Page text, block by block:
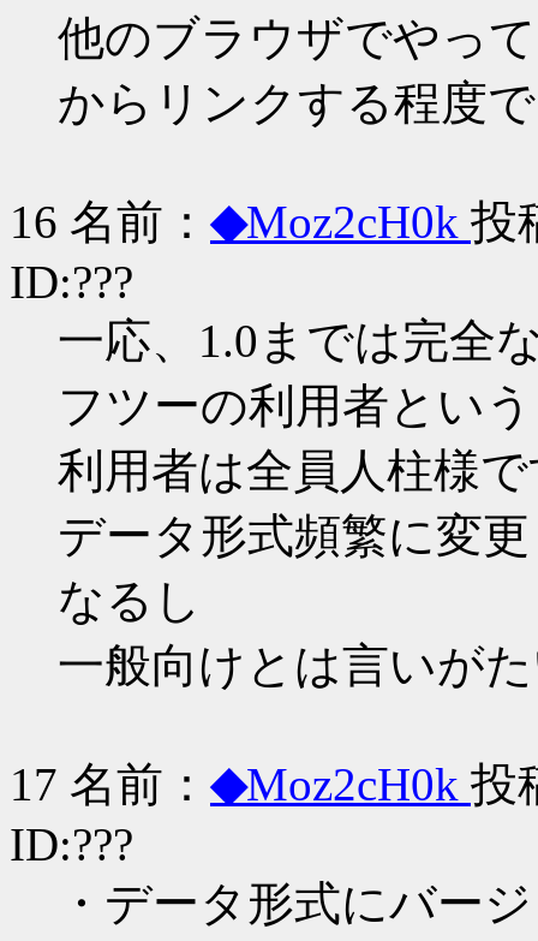
他のブラウザでやっ
からリンクする程度
16 名前： ◆Moz2cH0k 投
ID:???
一応、1.0までは完全
フツーの利用者とい
利用者は全員人柱様
データ形式頻繁に変
なるし
一般向けとは言いが
17 名前： ◆Moz2cH0k 投
ID:???
・データ形式にバー